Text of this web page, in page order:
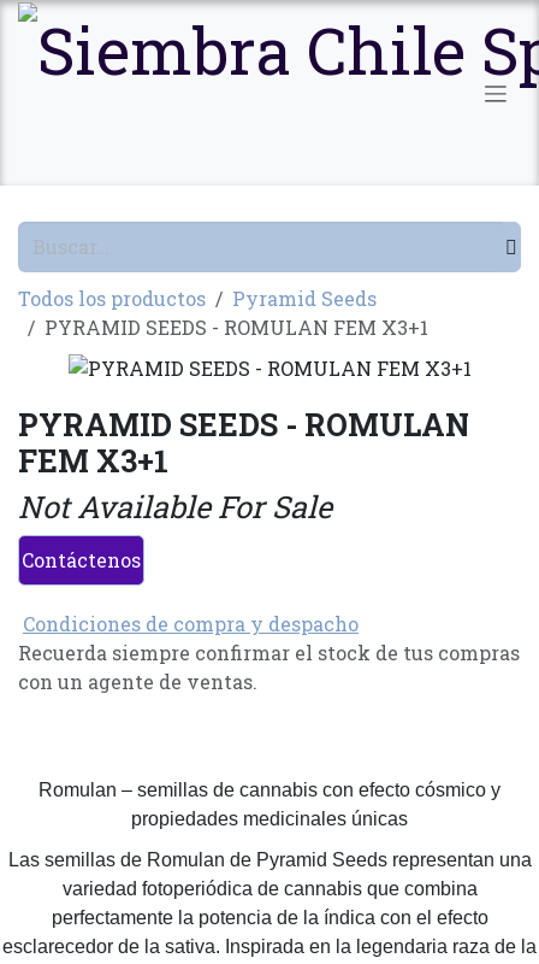
Ir al contenido
Todos los productos
Pyramid Seeds
PYRAMID SEEDS - ROMULAN FEM X3+1
PYRAMID SEEDS - ROMULAN
FEM X3+1
Not Available For Sale
Contáctenos
Condiciones de compra y despacho
Recuerda siempre confirmar el stock de tus compras
con un agente de ventas.
Romulan – semillas de cannabis con efecto cósmico y
propiedades medicinales únicas
Las semillas de Romulan de Pyramid Seeds representan una
variedad fotoperiódica de cannabis que combina
perfectamente la potencia de la índica con el efecto
esclarecedor de la sativa. Inspirada en la legendaria raza de la